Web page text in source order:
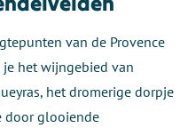
van de Provence
je het wijngebied van
het dromerige dorpje
door glooiende